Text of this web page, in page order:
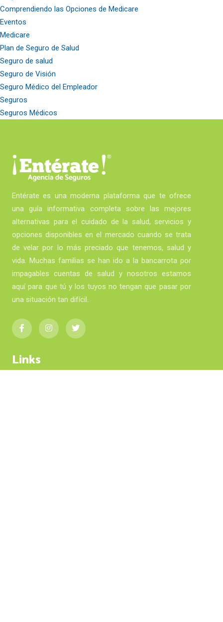
Comprendiendo las Opciones de Medicare
Eventos
Medicare
Plan de Seguro de Salud
Seguro de salud
Seguro de Visión
Seguro Médico del Empleador
Seguros
Seguros Médicos
Entérate es una moderna plataforma que te ofrece
una guía informativa completa sobre las mejores
alternativas para el cuidado de la salud, servicios y
opciones disponibles en el mercado cuando se trata
de velar por lo más preciado que tenemos, salud y
vida. Muchas familias se han ido a la bancarrota por
impagables cuentas de salud y nosotros estamos
aquí para que tú y los tuyos no tengan que pasar por
una situación tan difícil.
Links